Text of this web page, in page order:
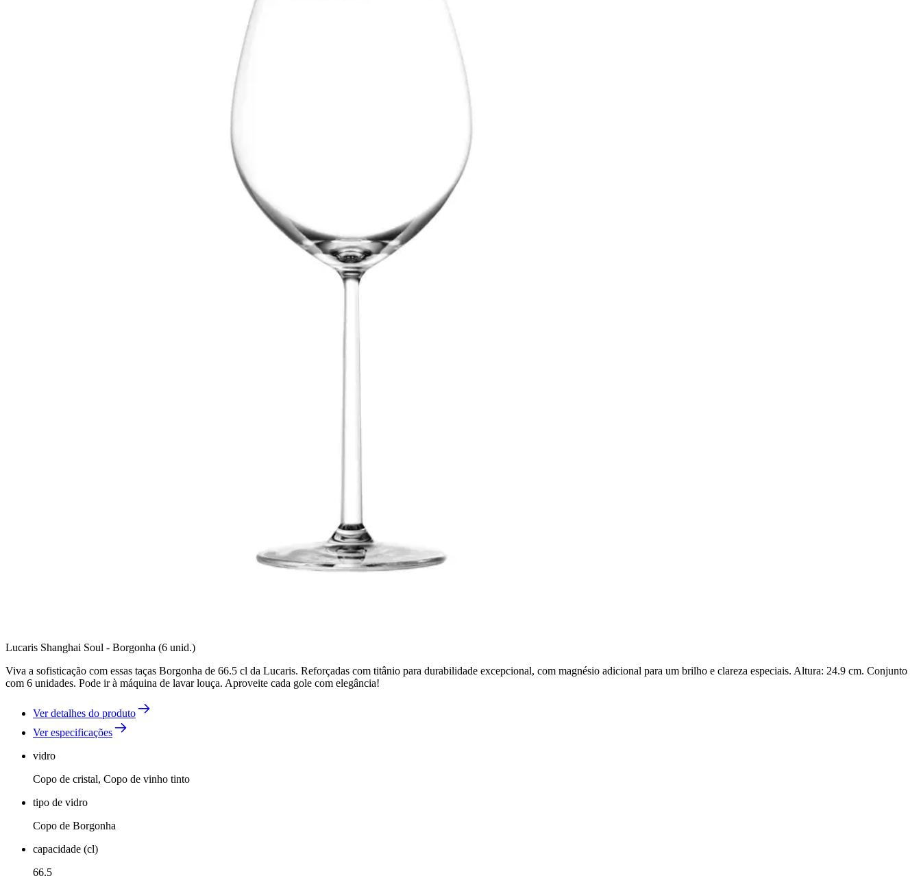
Lucaris Shanghai Soul - Borgonha (6 unid.)
Viva a sofisticação com essas taças Borgonha de 66.5 cl da Lucaris. Reforçadas com titânio para durabilidade excepcional, com magnésio adicional para um brilho e clareza especiais. Altura: 24.9 cm. Conjunto
com 6 unidades. Pode ir à máquina de lavar louça. Aproveite cada gole com elegância!
Ver detalhes do produto
Ver especificações
vidro
Copo de cristal, Copo de vinho tinto
tipo de vidro
Copo de Borgonha
capacidade (cl)
66.5